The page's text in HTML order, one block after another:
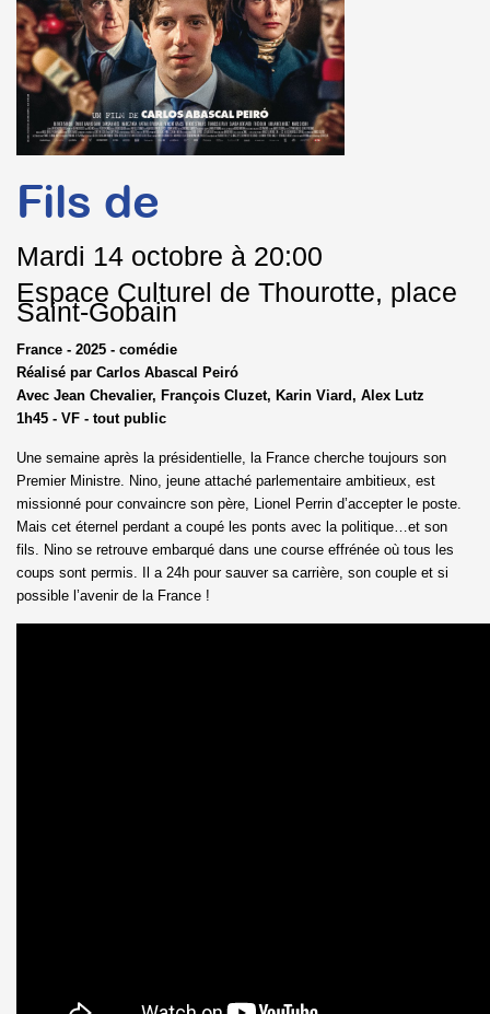
Fils de
Mardi 14 octobre à 20:00
Espace Culturel de Thourotte, place
Saint-Gobain
France - 2025 - comédie
Réalisé par Carlos Abascal Peiró
Avec Jean Chevalier, François Cluzet, Karin Viard, Alex Lutz
1h45 - VF - tout public
Une semaine après la présidentielle, la France cherche toujours son
Premier Ministre. Nino, jeune attaché parlementaire ambitieux, est
missionné pour convaincre son père, Lionel Perrin d’accepter le poste.
Mais cet éternel perdant a coupé les ponts avec la politique…et son
fils. Nino se retrouve embarqué dans une course effrénée où tous les
coups sont permis. Il a 24h pour sauver sa carrière, son couple et si
possible l’avenir de la France !